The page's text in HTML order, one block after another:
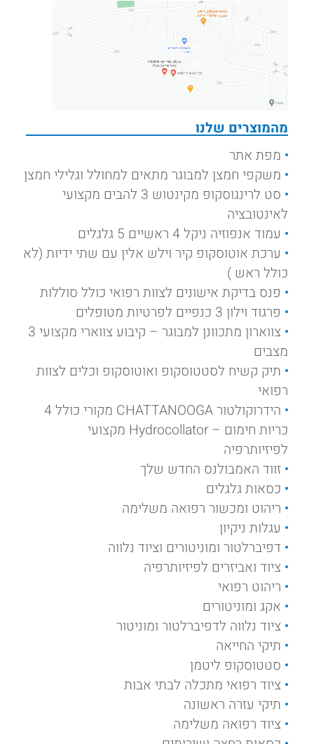
מהמוצרים שלנו
מפת אתר
משקפי חמצן למבוגר מתאים למחולל וגלילי חמצן
סט לרינגוסקופ מקינטוש 3 להבים מקצועי
לאינטובציה
עמוד אנפוזיה ניקל 4 ראשיים 5 גלגלים
ערכת אוטוסקופ קיר וילש אלין עם שתי ידיות (לא
כולל ראש )
פנס בדיקת אישונים לצוות רפואי כולל סוללות
פרגוד וילון 3 כנפיים לפרטיות מטופלים
צווארון מתכוונן למבוגר – קיבוע צווארי מקצועי 3
מצבים
תיק קשיח לסטטוסקופ ואוטוסקופ וכלים לצוות
רפואי
הידרוקולטור CHATTANOOGA מקורי כולל 4
כריות חימום – Hydrocollator מקצועי
לפיזיותרפיה
זווד האמבולנס החדש שלך
כסאות גלגלים
ריהוט ומכשור רפואה משלימה
עגלות ניקיון
דפיברלטור ומוניטורים וציוד נלווה
ציוד ואביזרים לפיזיותרפיה
ריהוט רפואי
אקג ומוניטורים
ציוד נלווה לדפיברלטור ומוניטור
תיקי החייאה
סטטוסקופ ליטמן
ציוד רפואי מתכלה לבתי אבות
תיקי עזרה ראשונה
ציוד רפואה משלימה